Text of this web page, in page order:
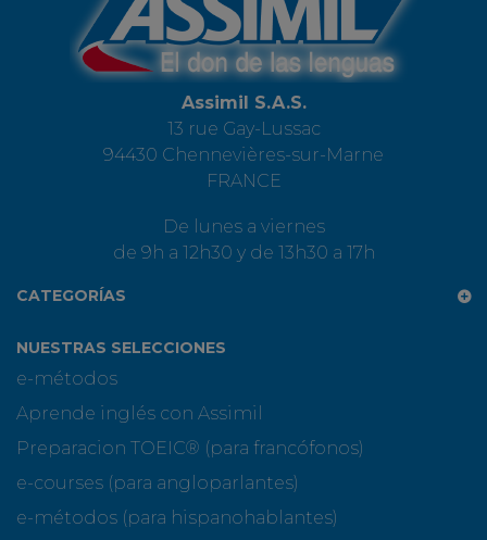
Assimil S.A.S.
13 rue Gay-Lussac
94430 Chennevières-sur-Marne
FRANCE
De lunes a viernes
de 9h a 12h30 y de 13h30 a 17h
CATEGORÍAS
NUESTRAS SELECCIONES
e-métodos
Aprende inglés con Assimil
Preparacion TOEIC® (para francófonos)
e-courses (para angloparlantes)
e-métodos (para hispanohablantes)